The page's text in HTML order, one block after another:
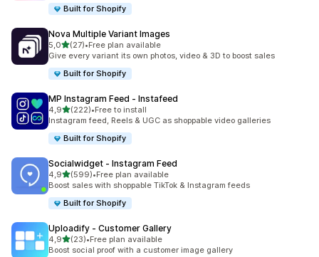
Built for Shopify
Nova Multiple Variant Images
5,05 yıldız üzerinden
(27)
toplam 27 değerlendirme
•Free plan available
Give every variant its own photos, video & 3D to boost sales
Built for Shopify
MP Instagram Feed ‑ Instafeed
4,95 yıldız üzerinden
(222)
toplam 222 değerlendirme
•Free to install
Instagram feed, Reels & UGC as shoppable video galleries
Built for Shopify
Socialwidget ‑ Instagram Feed
4,95 yıldız üzerinden
(599)
toplam 599 değerlendirme
•Free plan available
Boost sales with shoppable TikTok & Instagram feeds
Built for Shopify
Uploadify ‑ Customer Gallery
4,95 yıldız üzerinden
(23)
toplam 23 değerlendirme
•Free plan available
Boost social proof with a customer image gallery